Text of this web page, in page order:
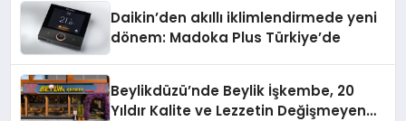
Daikin’den akıllı iklimlendirmede yeni
dönem: Madoka Plus Türkiye’de
Beylikdüzü’nde Beylik İşkembe, 20
Yıldır Kalite ve Lezzetin Değişmeyen